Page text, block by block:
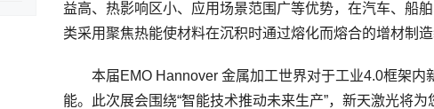
益高、热影响区小、应用场景范围广等优势，在汽车、船
类采用聚焦热能使材料在沉积时通过熔化而熔合的增材制
本届EMO Hannover 金属加工世界对于工业4.0框架内
能。此次展会围绕“智能技术推动未来生产”，新天激光将